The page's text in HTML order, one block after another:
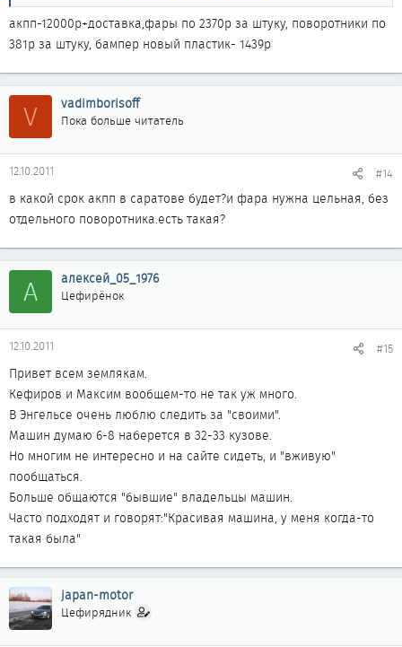
KNOCK SENSOR.кто знает, отзовитесь))
акпп-12000р+доставка,фары по 2370р за штуку, поворотники по
381р за штуку, бампер новый пластик- 1439р
V vadimborisoff
Пока больше читатель
12.10.2011 #14
в какой срок акпп в саратове будет?и фара нужна цельная, без
отдельного поворотника.есть такая?
А алексей_05_1976
Цефирёнок
12.10.2011 #15
Привет всем землякам.
Кефиров и Максим вообщем-то не так уж много.
В Энгельсе очень люблю следить за "своими".
Машин думаю 6-8 наберется в 32-33 кузове.
Но многим не интересно и на сайте сидеть, и "вживую"
пообщаться.
Больше общаются "бывшие" владельцы машин.
Часто подходят и говорят:"Красивая машина, у меня когда-то
такая была"
japan-motor
Цефирядник